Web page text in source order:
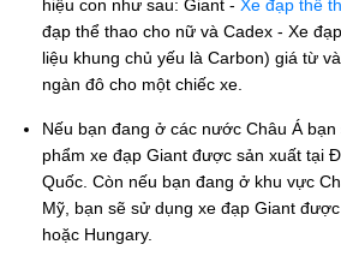
hiệu con như sau: Giant - Xe đạp thể
đạp thể thao cho nữ và Cadex - Xe
liệu khung chủ yếu là Carbon) giá từ
ngàn đô cho một chiếc xe.
Nếu bạn đang ở các nước Châu Á
phẩm xe đạp Giant được sản xuất tại
Quốc. Còn nếu bạn đang ở khu vực
Mỹ, bạn sẽ sử dụng xe đạp Giant
hoặc Hungary.